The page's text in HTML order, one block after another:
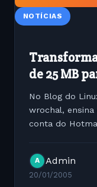
NOTÍCIAS
de 25 MB
No Blog do
wrochal,
conta do
A Admin
20/01/2005